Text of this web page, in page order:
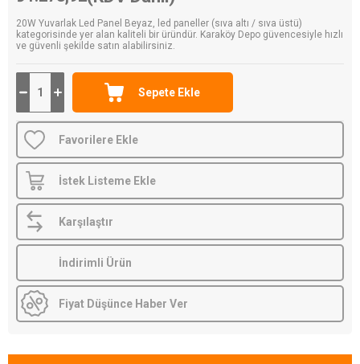
20W Yuvarlak Led Panel Beyaz, led paneller (sıva altı / sıva üstü)
kategorisinde yer alan kaliteli bir üründür. Karaköy Depo güvencesiyle hızlı
ve güvenli şekilde satın alabilirsiniz.
Favorilere Ekle
İstek Listeme Ekle
Karşılaştır
İndirimli Ürün
Fiyat Düşünce Haber Ver